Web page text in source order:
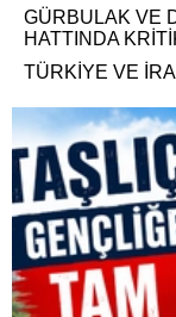
GÜRBULAK VE
HATTINDA
TÜRKİYE VE